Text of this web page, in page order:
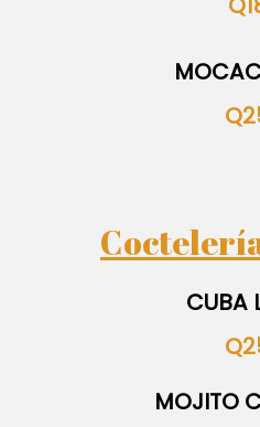
CUBA
MOJITO